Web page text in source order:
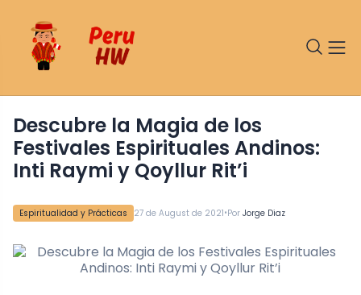
Espiritualidad y Prácticas 27 de August de 2021•Por Jorge Diaz
Descubre la Magia de los
Festivales Espirituales Andinos:
Inti Raymi y Qoyllur Rit’i